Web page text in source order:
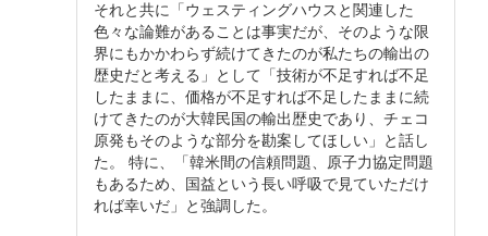
それと共に「ウェスティングハウスと関連した
色々な論難があることは事実だが、そのような限
界にもかかわらず続けてきたのが私たちの輸出の
歴史だと考える」として「技術が不足すれば不足
したままに、価格が不足すれば不足したままに続
けてきたのが大韓民国の輸出歴史であり、チェコ
原発もそのような部分を勘案してほしい」と話し
た。 特に、「韓米間の信頼問題、原子力協定問題
もあるため、国益という長い呼吸で見ていただけ
れば幸いだ」と強調した。